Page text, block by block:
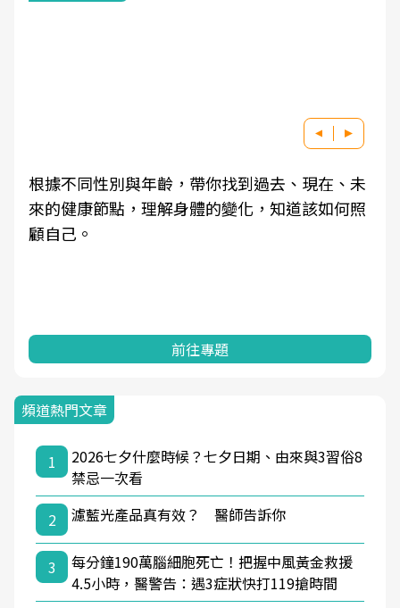
根據不同性別與年齡，帶你找到過去、現在、未
來的健康節點，理解身體的變化，知道該如何照
顧自己。
前往專題
頻道熱門文章
1
2026七夕什麼時候？七夕日期、由來與3習俗8
禁忌一次看
2
濾藍光產品真有效？ 醫師告訴你
3
每分鐘190萬腦細胞死亡！把握中風黃金救援
4.5小時，醫警告：遇3症狀快打119搶時間